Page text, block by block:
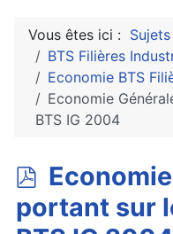
Vous êtes ici : Sujets
BTS Filières
Economie BTS
Economie
BTS IG 2004
p
d
portant sur